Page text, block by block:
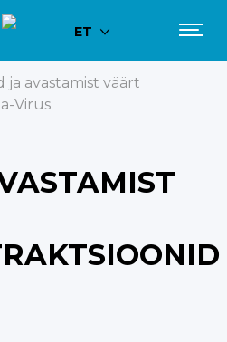
ET
ja avastamist väärt
Virus